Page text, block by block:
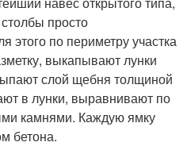
просто
этого по периметру участка
выкапывают лунки
слой щебня толщиной
в лунки, выравнивают по
камнями. Каждую ямку
бетона.